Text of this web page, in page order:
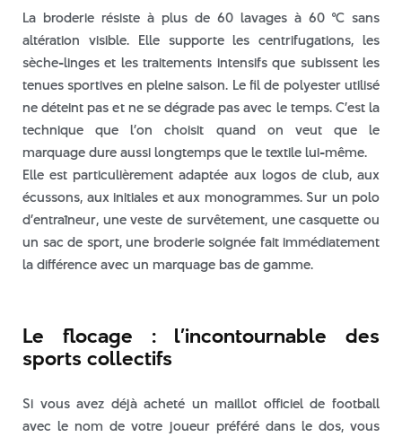
La broderie résiste à plus de 60 lavages à 60 °C sans
altération visible. Elle supporte les centrifugations, les
sèche-linges et les traitements intensifs que subissent les
tenues sportives en pleine saison. Le fil de polyester utilisé
ne déteint pas et ne se dégrade pas avec le temps. C’est la
technique que l’on choisit quand on veut que le
marquage dure aussi longtemps que le textile lui-même.
Elle est particulièrement adaptée aux logos de club, aux
écussons, aux initiales et aux monogrammes. Sur un polo
d’entraîneur, une veste de survêtement, une casquette ou
un sac de sport, une broderie soignée fait immédiatement
la différence avec un marquage bas de gamme.
Le flocage : l’incontournable des
sports collectifs
Si vous avez déjà acheté un maillot officiel de football
avec le nom de votre joueur préféré dans le dos, vous